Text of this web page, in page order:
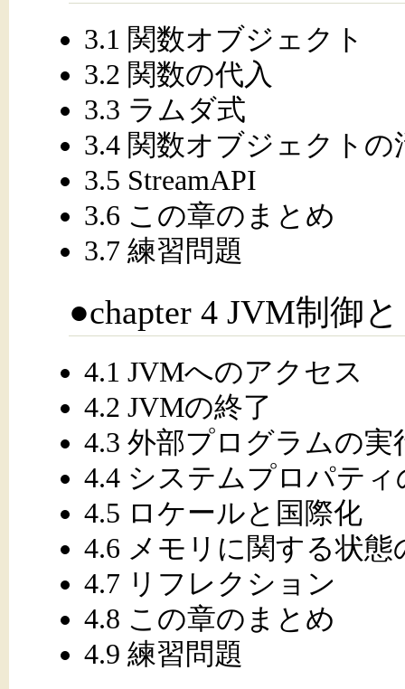
3.1 関数オブジェクト
3.2 関数の代入
3.3 ラムダ式
3.4 関数オブジェクトの
3.5 StreamAPI
3.6 この章のまとめ
3.7 練習問題
●chapter 4 JVM制御
4.1 JVMへのアクセス
4.2 JVMの終了
4.3 外部プログラムの実
4.4 システムプロパティ
4.5 ロケールと国際化
4.6 メモリに関する状態
4.7 リフレクション
4.8 この章のまとめ
4.9 練習問題